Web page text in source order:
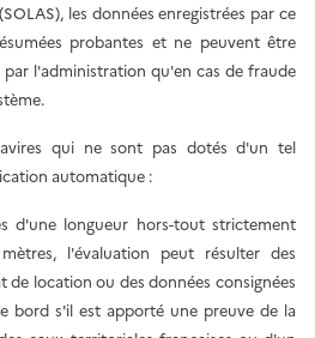
les données enregistrées par ce
probantes et ne peuvent être
par l'administration qu'en cas de fraude
qui ne sont pas dotés d'un tel
automatique :
d'une longueur hors-tout strictement
l'évaluation peut résulter des
de location ou des données consignées
bord s'il est apporté une preuve de la